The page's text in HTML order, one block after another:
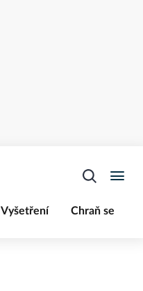
Vyšetření Chraň se